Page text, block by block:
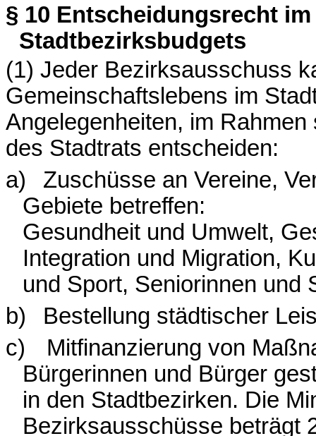
§ 10 Entscheidungsrecht im
Stadtbezirksbudgets
(1) Jeder Bezirksausschuss
Gemeinschaftslebens im
Angelegenheiten, im
des Stadtrats entscheiden:
a)
Zuschüsse an Vereine,
Gebiete betreffen:
Gesundheit und Umwelt,
Integration und Migration,
und Sport, Seniorinnen und
b)
Bestellung städtischer
c)
Mitfinanzierung von
Bürgerinnen und Bürger
in den Stadtbezirken. Die
Bezirksausschüsse beträgt